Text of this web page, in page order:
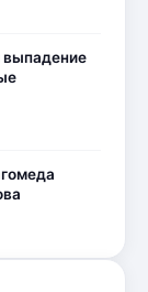
выпадение